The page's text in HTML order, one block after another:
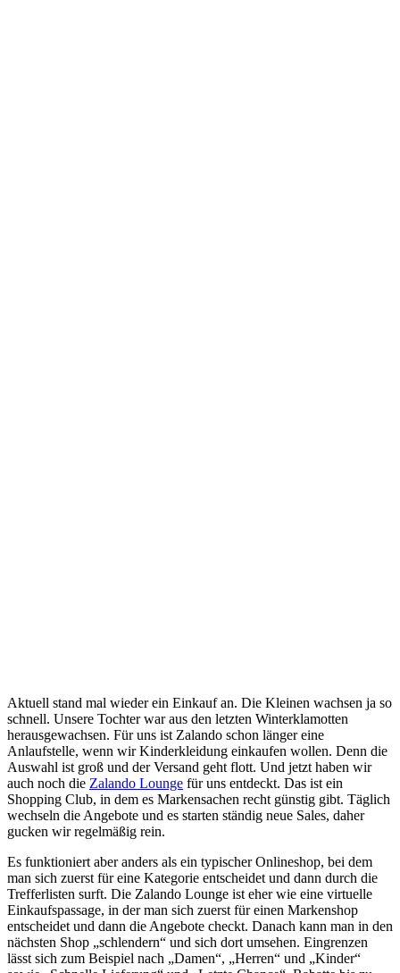
Aktuell stand mal wieder ein Einkauf an. Die Kleinen wachsen ja so
schnell. Unsere Tochter war aus den letzten Winterklamotten
herausgewachsen. Für uns ist Zalando schon länger eine
Anlaufstelle, wenn wir Kinderkleidung einkaufen wollen. Denn die
Auswahl ist groß und der Versand geht flott. Und jetzt haben wir
auch noch die Zalando Lounge für uns entdeckt. Das ist ein
Shopping Club, in dem es Markensachen recht günstig gibt. Täglich
wechseln die Angebote und es starten ständig neue Sales, daher
gucken wir regelmäßig rein.
Es funktioniert aber anders als ein typischer Onlineshop, bei dem
man sich zuerst für eine Kategorie entscheidet und dann durch die
Trefferlisten surft. Die Zalando Lounge ist eher wie eine virtuelle
Einkaufspassage, in der man sich zuerst für einen Markenshop
entscheidet und dann die Angebote checkt. Danach kann man in den
nächsten Shop „schlendern“ und sich dort umsehen. Eingrenzen
lässt sich zum Beispiel nach „Damen“, „Herren“ und „Kinder“